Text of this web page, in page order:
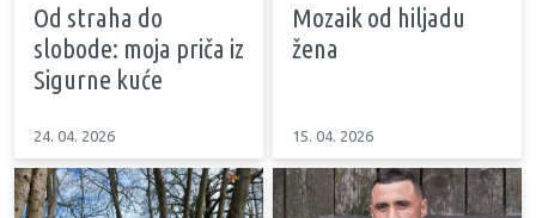
Od straha do
slobode: moja priča iz
Sigurne kuće
24. 04. 2026
Mozaik od hiljadu
žena
15. 04. 2026